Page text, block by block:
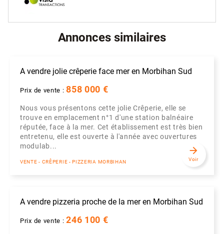
Annonces similaires
A vendre jolie crêperie face mer en Morbihan Sud
Prix de vente :858 000 €
Nous vous présentons cette jolie Crêperie, elle se
trouve en emplacement n°1 d'une station balnéaire
réputée, face à la mer. Cet établissement est très bien
entretenu, elle est ouverte à l'année avec ouvertures
modulab...
VENTE - CRÊPERIE - PIZZERIA MORBIHAN
arrow_forward
Voir
A vendre pizzeria proche de la mer en Morbihan Sud
Prix de vente :246 100 €